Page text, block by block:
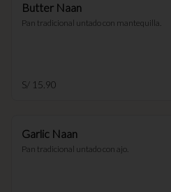
Butter Naan
Pan tradicional untado con mantequilla.
S/ 15.90
Garlic Naan
Pan tradicional untado con ajo.